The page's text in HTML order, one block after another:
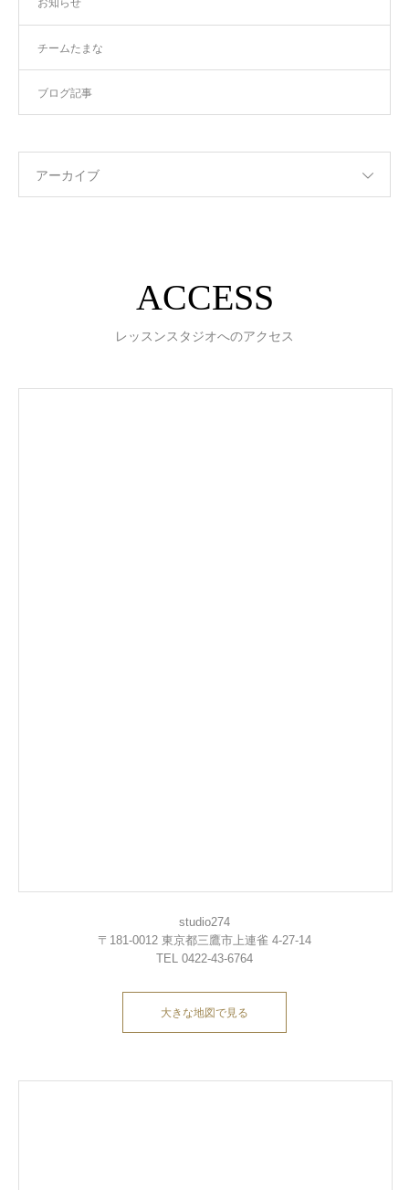
お知らせ
チームたまな
ブログ記事
アーカイブ
ACCESS
レッスンスタジオへのアクセス
studio274
〒181-0012 東京都三鷹市上連雀 4-27-14
TEL 0422-43-6764
大きな地図で見る